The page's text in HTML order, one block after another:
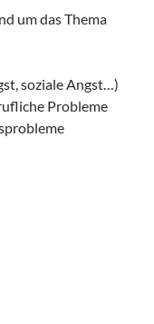
um das Thema
soziale Angst…)
Probleme